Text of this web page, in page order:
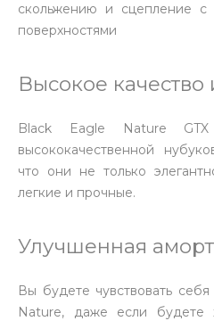
скольжению и сцепление с
поверхностями
Высокое качество
Black Eagle Nature
высококачественной
что они не только
легкие и прочные.
Улучшенная
Вы будете чувствовать
Nature, даже если будете